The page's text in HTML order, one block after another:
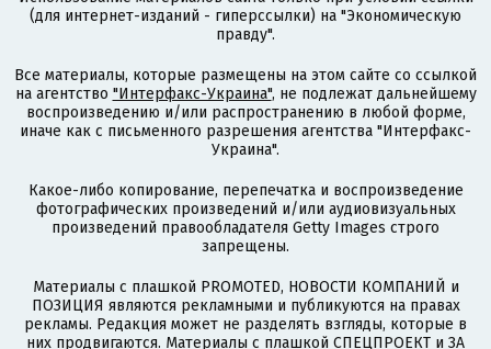
(для интернет-изданий - гиперссылки) на "Экономическую
правду".
Все материалы, которые размещены на этом сайте со ссылкой
на агентство "Интерфакс-Украина", не подлежат дальнейшему
воспроизведению и/или распространению в любой форме,
иначе как с письменного разрешения агентства "Интерфакс-
Украина".
Какое-либо копирование, перепечатка и воспроизведение
фотографических произведений и/или аудиовизуальных
произведений правообладателя Getty Images строго
запрещены.
Материалы с плашкой PROMOTED, НОВОСТИ КОМПАНИЙ и
ПОЗИЦИЯ являются рекламными и публикуются на правах
рекламы. Редакция может не разделять взгляды, которые в
них продвигаются. Материалы с плашкой СПЕЦПРОЕКТ и ЗА